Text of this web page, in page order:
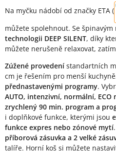
Na myčku nádobí od značky ETA (
můžete spolehnout. Se
technologii DEEP SILENT, díky
můžete nerušeně relaxovat,
Zúžené provedení standartních
cm je řešením pro menší
přednastavenými programy.
AUTO, intenzivní, normální,
zrychlený 90 min. program a
i doplňkové funkce, kterými jsou
funkce expres nebo zónové mytí
příborová zásuvka a 2 velké
talíře. Horní koš si můžete